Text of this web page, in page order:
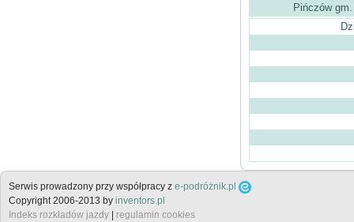
Pińczów
Serwis prowadzony przy współpracy z e-podróżnik.pl
Copyright 2006-2013 by inventors.pl
Indeks rozkładów jazdy
regulamin cookies